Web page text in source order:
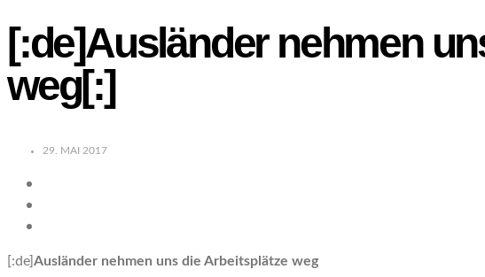
[:de]Ausländer nehmen
weg[:]
29. MAI 2017
[:de] Ausländer nehmen uns die Arbeitsplätze weg